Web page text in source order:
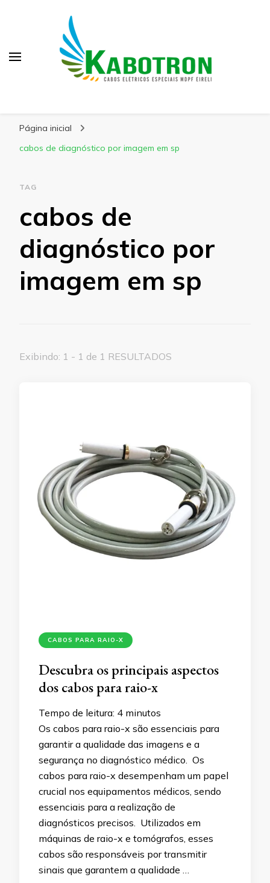
Página inicial
cabos de diagnóstico por imagem em sp
TAG
cabos de
diagnóstico por
imagem em sp
Exibindo: 1 - 1 de 1 RESULTADOS
CABOS PARA RAIO-X
Descubra os principais aspectos
dos cabos para raio-x
Tempo de leitura: 4 minutos
Os cabos para raio-x são essenciais para
garantir a qualidade das imagens e a
segurança no diagnóstico médico. Os
cabos para raio-x desempenham um papel
crucial nos equipamentos médicos, sendo
essenciais para a realização de
diagnósticos precisos. Utilizados em
máquinas de raio-x e tomógrafos, esses
cabos são responsáveis por transmitir
sinais que garantem a qualidade …